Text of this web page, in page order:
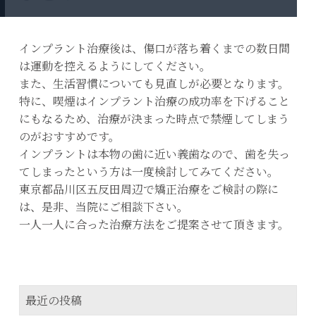
インプラント治療後は、傷口が落ち着くまでの数日間
は運動を控えるようにしてください。
また、生活習慣についても見直しが必要となります。
特に、喫煙はインプラント治療の成功率を下げること
にもなるため、治療が決まった時点で禁煙してしまう
のがおすすめです。
インプラントは本物の歯に近い義歯なので、歯を失っ
てしまったという方は一度検討してみてください。
東京都品川区五反田周辺で矯正治療をご検討の際に
は、是非、当院にご相談下さい。
一人一人に合った治療方法をご提案させて頂きます。
最近の投稿